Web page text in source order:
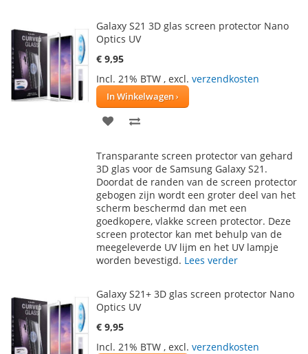
Galaxy S21 3D glas screen protector Nano
Optics UV
€ 9,95
Incl. 21% BTW , excl. verzendkosten
In Winkelwagen
VOEG
AAN
VERLANGLIJST
TE
VERGELIJKEN
Transparante screen protector van gehard
3D glas voor de Samsung Galaxy S21.
Doordat de randen van de screen protector
gebogen zijn wordt een groter deel van het
scherm beschermd dan met een
goedkopere, vlakke screen protector. Deze
screen protector kan met behulp van de
meegeleverde UV lijm en het UV lampje
worden bevestigd. Lees verder
Galaxy S21+ 3D glas screen protector Nano
Optics UV
€ 9,95
Incl. 21% BTW , excl. verzendkosten